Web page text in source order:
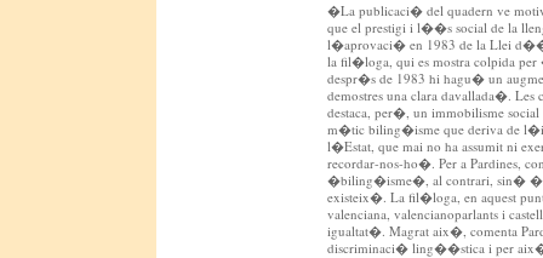
�La publicaci� del quadern ve
que el prestigi i l��s social de la
l�aprovaci� en 1983 de la Llei
la fil�loga, qui es mostra colpida
despr�s de 1983 hi hagu� un
demostres una clara davallada�.
destaca, per�, un immobilisme
m�tic biling�isme que deriva de
l�Estat, que mai no ha assumit ni
recordar-nos-ho�. Per a Pardines,
�biling�isme�, al contrari, sin�
existeix�. La fil�loga, en aquest
valenciana, valencianoparlants i
igualtat�. Magrat aix�, comenta
discriminaci� ling��stica i per